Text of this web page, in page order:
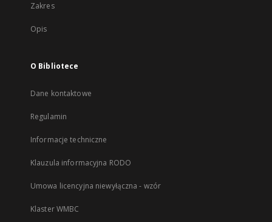
Zakres
Opis
O Bibliotece
Dane kontaktowe
Regulamin
Informacje techniczne
Klauzula informacyjna RODO
Umowa licencyjna niewyłączna - wzór
Klaster WMBC